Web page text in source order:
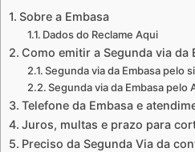
Sobre a Embasa
Dados do Reclame Aqui
Como emitir a Segunda via da
Segunda via da Embasa pelo
Segunda via da Embasa pelo
Telefone da Embasa e
Juros, multas e prazo para
Preciso da Segunda Via da